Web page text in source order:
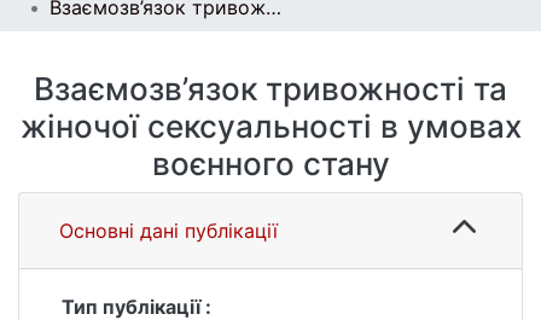
Взаємозв’язок тривожності та жіночої сексуальності в умовах воєнного стану
Взаємозв’язок тривожності та
жіночої сексуальності в умовах
воєнного стану
Основні дані публікації
Тип публікації :